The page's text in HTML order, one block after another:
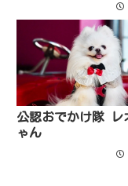
公認おでかけ隊 レ
ゃん